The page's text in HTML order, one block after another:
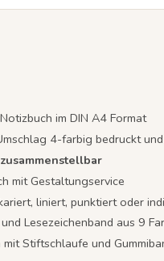
im DIN A4 Format
4-farbig bedruckt
mit Gestaltungservice
liniert, punktiert oder
Lesezeichenband aus 9
Stiftschlaufe und